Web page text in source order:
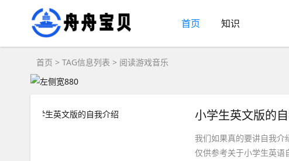
首页 知识
首页 > TAG信息列表 > 阅读游戏音乐
小学生英文版的
我们如果真的要讲自我介
仅供参考关于小学生英语